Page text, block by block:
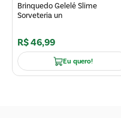
Brinquedo Gelelé Slime
Sorveteria un
R$46,99
Eu quero!